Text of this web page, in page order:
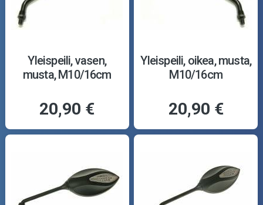
Yleispeili, vasen,
musta, M10/16cm
20,90 €
Yleispeili, oikea, musta,
M10/16cm
20,90 €